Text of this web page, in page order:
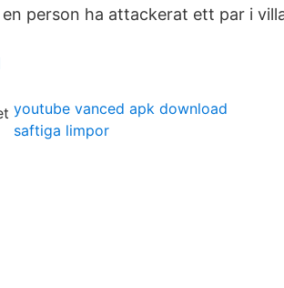
person ha attackerat ett par i
youtube vanced apk download
saftiga limpor